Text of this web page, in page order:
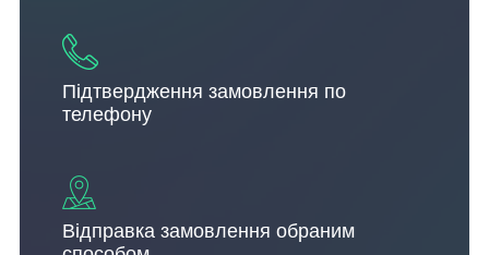
Підтвердження замовлення по
телефону
Відправка замовлення обраним